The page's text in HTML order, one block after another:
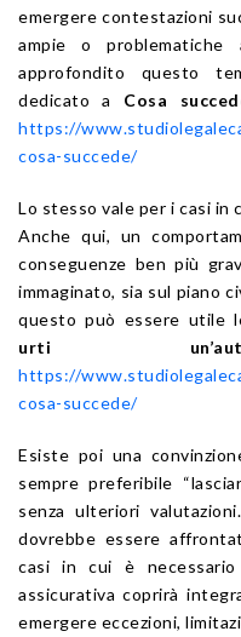
emergere contestazioni
ampie o problematiche
approfondito questo
dedicato a Cosa
https://
cosa-succede/
Lo stesso vale per i casi in
Anche qui, un
conseguenze ben più
immaginato, sia sul piano
questo può essere utile
urti
https://
cosa-succede/
Esiste poi una
sempre preferibile
senza ulteriori
dovrebbe essere
casi in cui è necessario
assicurativa coprirà
emergere eccezioni,